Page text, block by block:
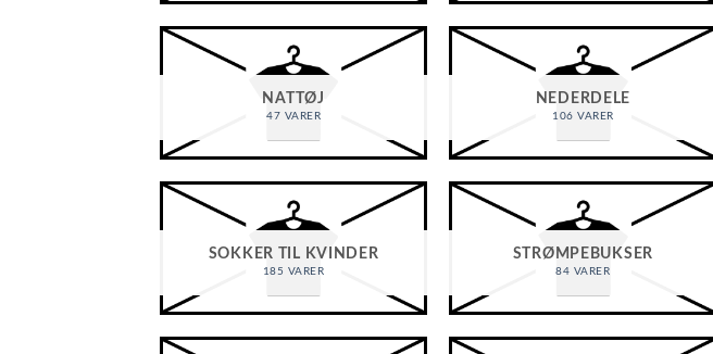
NATTØJ
47 VARER
NEDERDELE
106 VARER
SOKKER TIL KVINDER
185 VARER
STRØMPEBUKSER
84 VARER